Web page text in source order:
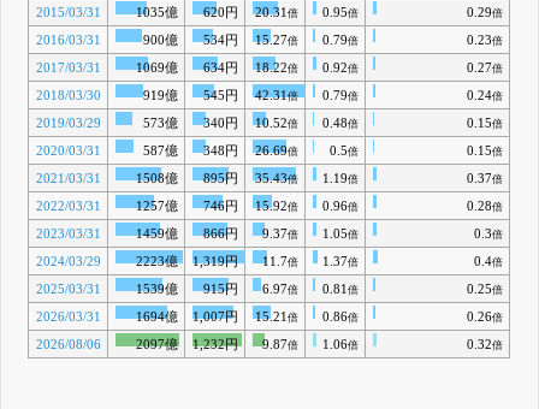
2015/03/31 1035億 620円 20.31 倍 0.95倍 0.29倍
2016/03/31 900億 534円 15.27倍 0.79倍 0.23倍
2017/03/31 1069億 634円 18.22倍 0.92倍 0.27倍
2018/03/30 919億 545円 42.31倍 0.79倍 0.24倍
2019/03/29 573億 340円 10.52倍 0.48倍 0.15倍
2020/03/31 587億 348円 26.69倍 0.5倍 0.15倍
2021/03/31 1508億 895円 35.43倍 1.19倍 0.37倍
2022/03/31 1257億 746円 15.92倍 0.96倍 0.28倍
2023/03/31 1459億 866円 9.37倍 1.05倍 0.3倍
2024/03/29 2223億 1,319円 11.7倍 1.37倍 0.4倍
2025/03/31 1539億 915円 6.97倍 0.81 倍 0.25倍
2026/03/31 1694億 1,007円 15.21 倍 0.86倍 0.26倍
2026/08/06 2097億 1,232円 9.87倍 1.06倍 0.32倍